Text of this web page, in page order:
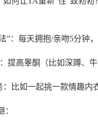
”：每天拥抱/亲吻5分钟
提高睾酮（比如深蹲、牛
比如一起挑一款情趣内
：